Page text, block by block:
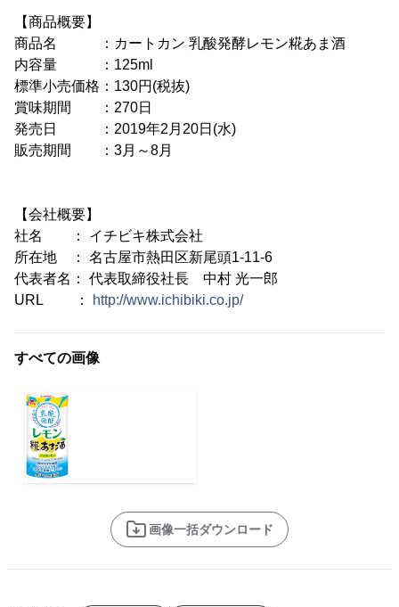
【商品概要】
商品名 ：カートカン 乳酸発酵レモン糀あま酒
内容量 ：125ml
標準小売価格：130円(税抜)
賞味期間 ：270日
発売日 ：2019年2月20日(水)
販売期間 ：3月～8月
【会社概要】
社名 ： イチビキ株式会社
所在地 ： 名古屋市熱田区新尾頭1-11-6
代表者名： 代表取締役社長 中村 光一郎
URL ：
http://www.ichibiki.co.jp/
すべての画像
画像一括ダウンロード